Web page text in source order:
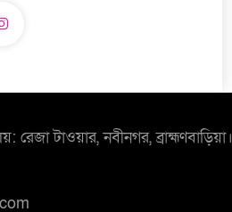
রেজা টাওয়ার, নবীনগর, ব্রাহ্মণবাড়িয়া।